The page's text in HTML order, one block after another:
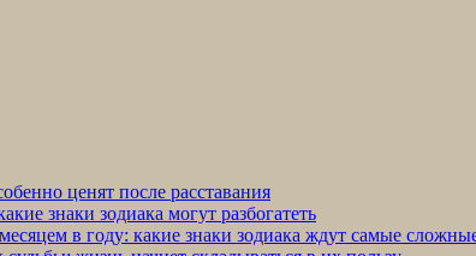
ценят после расставания
знаки зодиака могут разбогатеть
в году: какие знаки зодиака ждут самые